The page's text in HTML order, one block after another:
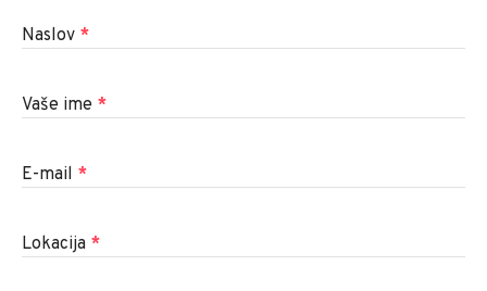
Naslov *
Vaše ime *
E-mail *
Lokacija *